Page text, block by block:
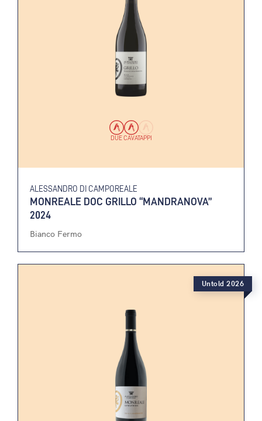
DUE CAVATAPPI
ALESSANDRO DI CAMPOREALE
MONREALE DOC GRILLO “MANDRANOVA”
2024
Bianco Fermo
Untold 2026